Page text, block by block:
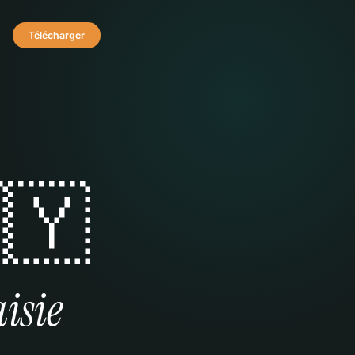
Télécharger